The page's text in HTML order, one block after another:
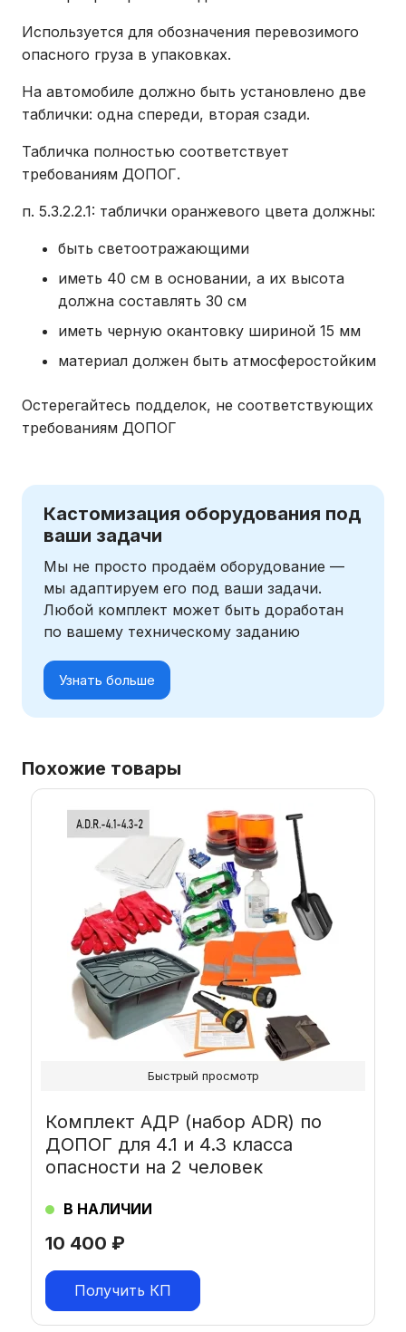
Используется для обозначения перевозимого
опасного груза в упаковках.
На автомобиле должно быть установлено две
таблички: одна спереди, вторая сзади.
Табличка полностью соответствует
требованиям ДОПОГ.
п. 5.3.2.2.1: таблички оранжевого цвета должны:
быть светоотражающими
иметь 40 см в основании, а их высота
должна составлять 30 см
иметь черную окантовку шириной 15 мм
материал должен быть атмосферостойким
Остерегайтесь подделок, не соответствующих
требованиям ДОПОГ
Кастомизация оборудования под
ваши задачи
Мы не просто продаём оборудование —
мы адаптируем его под ваши задачи.
Любой комплект может быть доработан
по вашему техническому заданию
Узнать больше
Похожие товары
10 400 ₽
Комплект АДР (набор ADR) по
ДОПОГ для 4.1 и 4.3 класса
опасности на 2 человек
В НАЛИЧИИ
Получить КП
Быстрый просмотр